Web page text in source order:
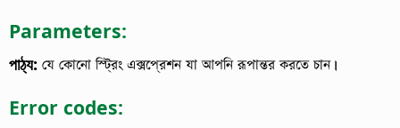
Parameters:
পাঠ্য: যে কোনো স্ট্রিং এক্সপ্রেশন যা আপনি রূপান্তর করতে চান।
Error codes: